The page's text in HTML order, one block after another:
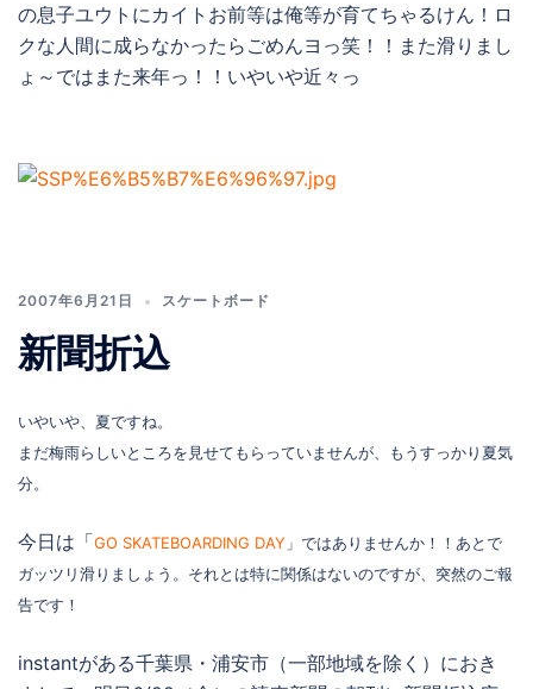
の息子ユウトにカイトお前等は俺等が育てちゃるけん！ロ
クな人間に成らなかったらごめんヨっ笑！！また滑りまし
ょ～ではまた来年っ！！いやいや近々っ
2007年6月21日 スケートボード
新聞折込
いやいや、夏ですね。
まだ梅雨らしいところを見せてもらっていませんが、もうすっかり夏気
分。
今日は「GO SKATEBOARDING DAY 」ではありませんか！！あとで
ガッツリ滑りましょう。それとは特に関係はないのですが、突然のご報
告です！
instantがある千葉県・浦安市（一部地域を除く）におき